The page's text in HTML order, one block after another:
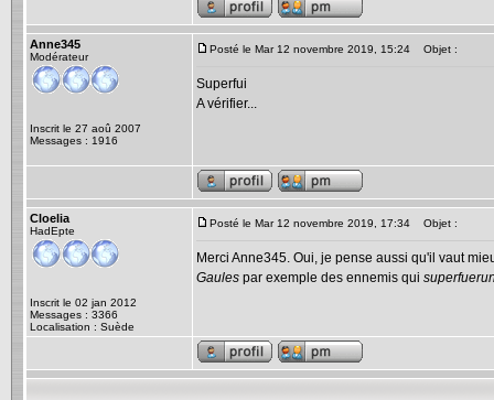
Anne345
Modérateur
Inscrit le 27 aoû 2007
Messages : 1916
Posté le Mar 12 novembre 2019, 15:24 Objet :
Superfui
A vérifier...
Cloelia
HadEpte
Inscrit le 02 jan 2012
Messages : 3366
Localisation : Suède
Posté le Mar 12 novembre 2019, 17:34 Objet :
Merci Anne345. Oui, je pense aussi qu'il vaut
Gaules par exemple des ennemis qui